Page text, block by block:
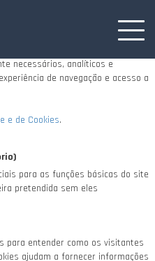
de cookies para
necessários, analíticos e
de navegação e acesso a
e de Cookies.
para as funções básicas do site
pretendida sem eles
para entender como os visitantes
ajudam a fornecer informações